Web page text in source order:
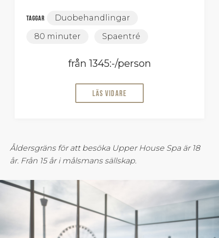
Taggar
Duobehandlingar
80 minuter
Spaentré
från 1345:-/person
Läs vidare
Åldersgräns för att besöka Upper House Spa är 18
år. Från 15 år i målsmans sällskap.